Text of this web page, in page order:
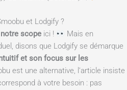
et Lodgify ?
scope ici !
Mais en
disons que Lodgify se démarque
et son focus sur les
est une alternative, l’article insiste
à votre besoin : pas